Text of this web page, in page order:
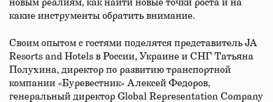
новым реалиям, как найти новые точки роста и на
какие инструменты обратить внимание.
Своим опытом с гостями поделятся представитель JA
Resorts and Hotels в России, Украине и СНГ Татьяна
Полухина, директор по развитию транспортной
компании «Буревестник» Алексей Федоров,
генеральный директор Global Representation Company